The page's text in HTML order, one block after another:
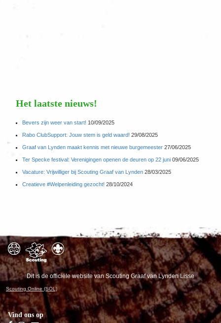
Het laatste nieuws!
Bevers zijn weer van start! 10/09/2025
Rabo ClubSupport: Jouw stem is geld waard! 29/08/2025
Graaf van Lynden maakt kennis met nieuwe burgemeester 27/06/2025
Ter Specke festival: Verenigingen openen de deuren op 22 juni 09/06/2025
Vacature: Vrijwilliger bij Scouting Graaf van Lynden 28/03/2025
Creatieve #Welpenleiding gezocht! 28/10/2024
Dit is de officiële website van Scouting Graaf van Lynden Lisse
Scouting Online (SOL)
Vind ons op